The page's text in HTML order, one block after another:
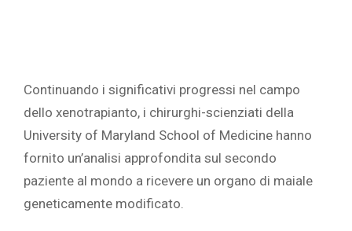
Continuando i significativi progressi nel campo
dello xenotrapianto, i chirurghi-scienziati della
University of Maryland School of Medicine hanno
fornito un’analisi approfondita sul secondo
paziente al mondo a ricevere un organo di maiale
geneticamente modificato.